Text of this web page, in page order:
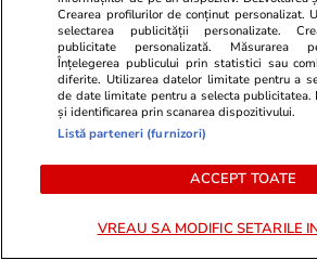
doctrinare. Ce pare să anunțe
dezbaterea din PNL după
decesul USL
Inteligența artificială va
Crearea profilurilor de conținut personalizat.
selectarea publicității personalizate.
publicitate personalizată. Măsurarea
Înțelegerea publicului prin statistici sau
diferite. Utilizarea datelor limitate pentru a
de date limitate pentru a selecta publicitatea.
și identificarea prin scanarea dispozitivului.
Listă parteneri (furnizori)
ACCEPT TOATE
VREAU SA MODIFIC SETARILE